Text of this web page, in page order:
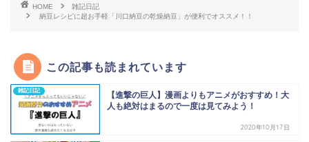
HOME
雑記日記
納豆レシピに超お手軽「川口納豆の乾燥納豆」が便利でオススメ！！
この記事も読まれています
雑記日記
【進撃の巨人】漫画よりもアニメがおすすめ！大
人も絶対はまるので一度は見てみよう！
2020年10月17日